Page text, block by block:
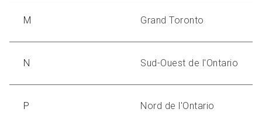
M Grand Toronto
N Sud-Ouest de l'Ontario
P Nord de l'Ontario